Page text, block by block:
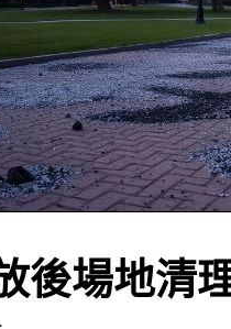
後場地清